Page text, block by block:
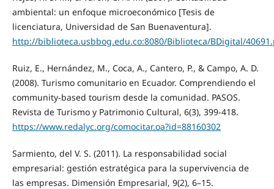
ambiental: un enfoque microeconómico [Tesis de
licenciatura, Universidad de San Buenaventura].
http://biblioteca.usbbog.edu.co:8080/Biblioteca/BDigital/
Ruiz, E., Hernández, M., Coca, A., Cantero, P., & Campo, A. D.
(2008). Turismo comunitario en Ecuador. Comprendiendo el
community-based tourism desde la comunidad. PASOS.
Revista de Turismo y Patrimonio Cultural, 6(3), 399-418.
https://www.redalyc.org/comocitar.oa?id=88160302
Sarmiento, del V. S. (2011). La responsabilidad social
empresarial: gestión estratégica para la supervivencia de
las empresas. Dimensión Empresarial, 9(2), 6–15.